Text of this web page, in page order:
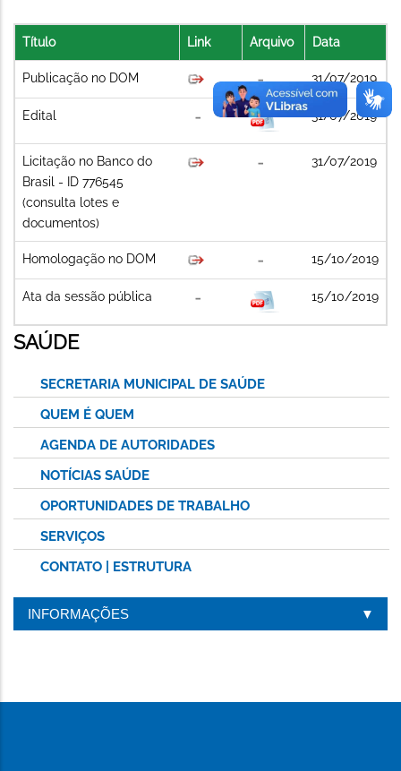
Título Link Arquivo Data
Publicação no DOM 31/07/2019
Edital 31/07/2019
Licitação no Banco do
Brasil - ID 776545
(consulta lotes e
documentos)
31/07/2019
Homologação no DOM 15/10/2019
Ata da sessão pública 15/10/2019
SAÚDE
SECRETARIA MUNICIPAL DE SAÚDE
QUEM É QUEM
AGENDA DE AUTORIDADES
NOTÍCIAS SAÚDE
OPORTUNIDADES DE TRABALHO
SERVIÇOS
CONTATO | ESTRUTURA
INFORMAÇÕES